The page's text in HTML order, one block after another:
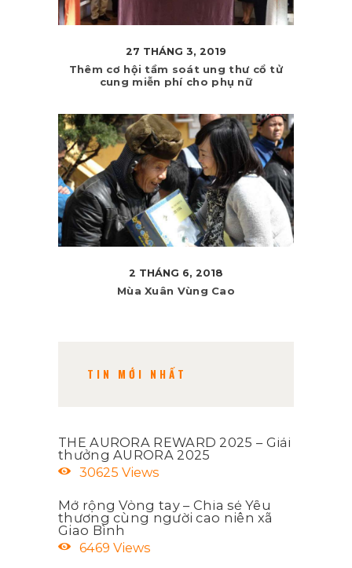
27 THÁNG 3, 2019
Thêm cơ hội tầm soát ung thư cổ tử
cung miễn phí cho phụ nữ
2 THÁNG 6, 2018
Mùa Xuân Vùng Cao
TIN MỚI NHẤT
THE AURORA REWARD 2025 – Giải
thưởng AURORA 2025
30625 Views
Mở rộng Vòng tay – Chia sẻ Yêu
thương cùng người cao niên xã
Giao Bình
6469 Views